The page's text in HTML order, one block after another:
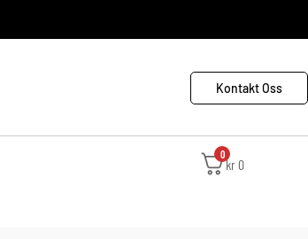
Kontakt Oss
0
kr0